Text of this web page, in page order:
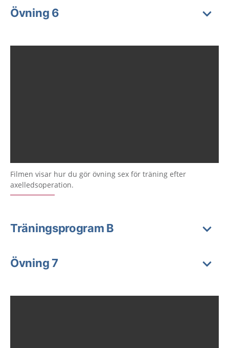
Övning 6
Filmen visar hur du gör övning sex för träning efter
axelledsoperation.
Träningsprogram B
Övning 7